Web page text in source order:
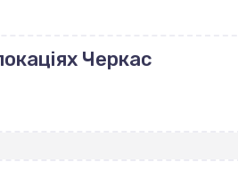
Черкас